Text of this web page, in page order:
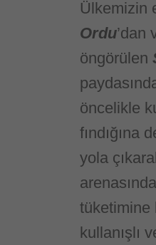
Ülkemizin
Ordu’dan
öngörülen
öncelikle
fındığına
yola
tüketimine
kullanışlı